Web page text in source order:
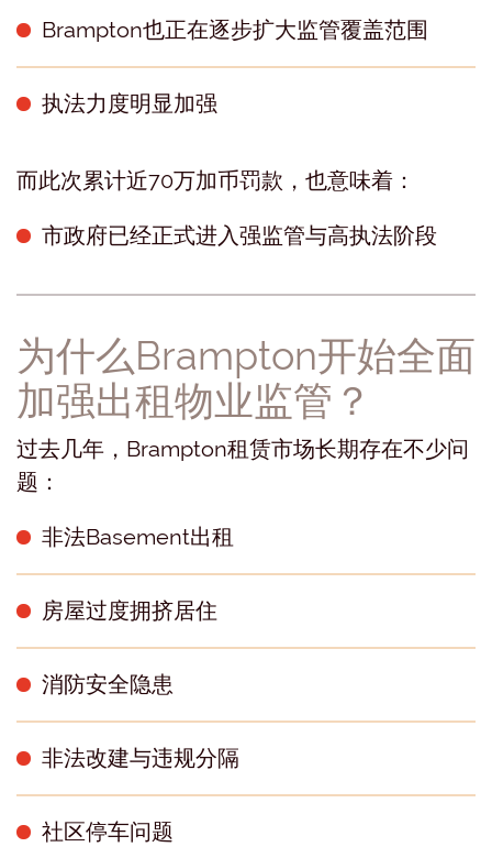
Brampton也正在逐步扩大监管覆盖范围
执法力度明显加强
而此次累计近70万加币罚款，也意味着：
市政府已经正式进入强监管与高执法阶段
为什么Brampton开始全面
加强出租物业监管？
过去几年，Brampton租赁市场长期存在不少问
题：
非法Basement出租
房屋过度拥挤居住
消防安全隐患
非法改建与违规分隔
社区停车问题